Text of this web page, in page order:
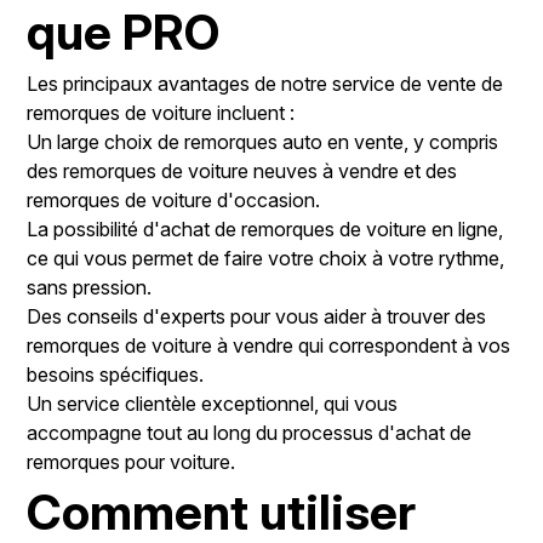
que PRO
Les principaux avantages de notre service de vente de
remorques de voiture incluent :
Un large choix de remorques auto en vente, y compris
des remorques de voiture neuves à vendre et des
remorques de voiture d'occasion.
La possibilité d'achat de remorques de voiture en ligne,
ce qui vous permet de faire votre choix à votre rythme,
sans pression.
Des conseils d'experts pour vous aider à trouver des
remorques de voiture à vendre qui correspondent à vos
besoins spécifiques.
Un service clientèle exceptionnel, qui vous
accompagne tout au long du processus d'achat de
remorques pour voiture.
Comment utiliser